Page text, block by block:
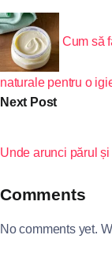
Cum să
naturale pentru o
Next Post
Unde arunci părul
Comments
No comments yet.